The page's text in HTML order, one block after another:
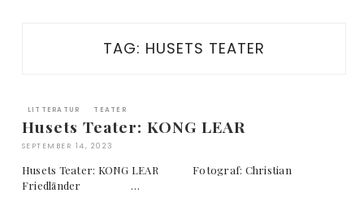
TAG: HUSETS TEATER
LITTERATUR TEATER
Husets Teater: KONG LEAR
SEPTEMBER 14, 2023
Husets Teater: KONG LEAR Fotograf: Christian
Friedländer …